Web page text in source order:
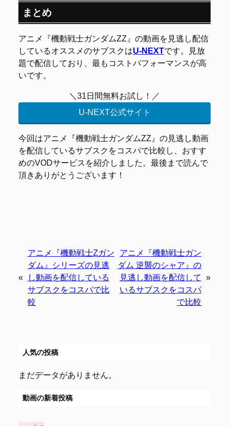
まとめ
アニメ『機動戦士ガンダムΖΖ』の動画を見逃し配信
しているオススメのサブスクはU-NEXTです。見放
題で配信しており、最もコストパフォーマンスが高
いです。
＼31日間無料お試し！／
U-NEXT公式サイト
今回はアニメ『機動戦士ガンダムΖΖ』の見逃し動画
を配信しているサブスクをコスパで比較し、おすす
めのVODサービスを紹介しました。最後まで読んで
頂きありがとうございます！
«
アニメ『機動戦士Ζガン
ダム』シリーズの見逃
し動画を配信している
サブスクをコスパで比
較
アニメ『機動戦士ガン
ダム 逆襲のシャア』の
見逃し動画を配信して
いるサブスクをコスパ
で比較
»
人気の投稿
まだデータがありません。
動画の新着投稿